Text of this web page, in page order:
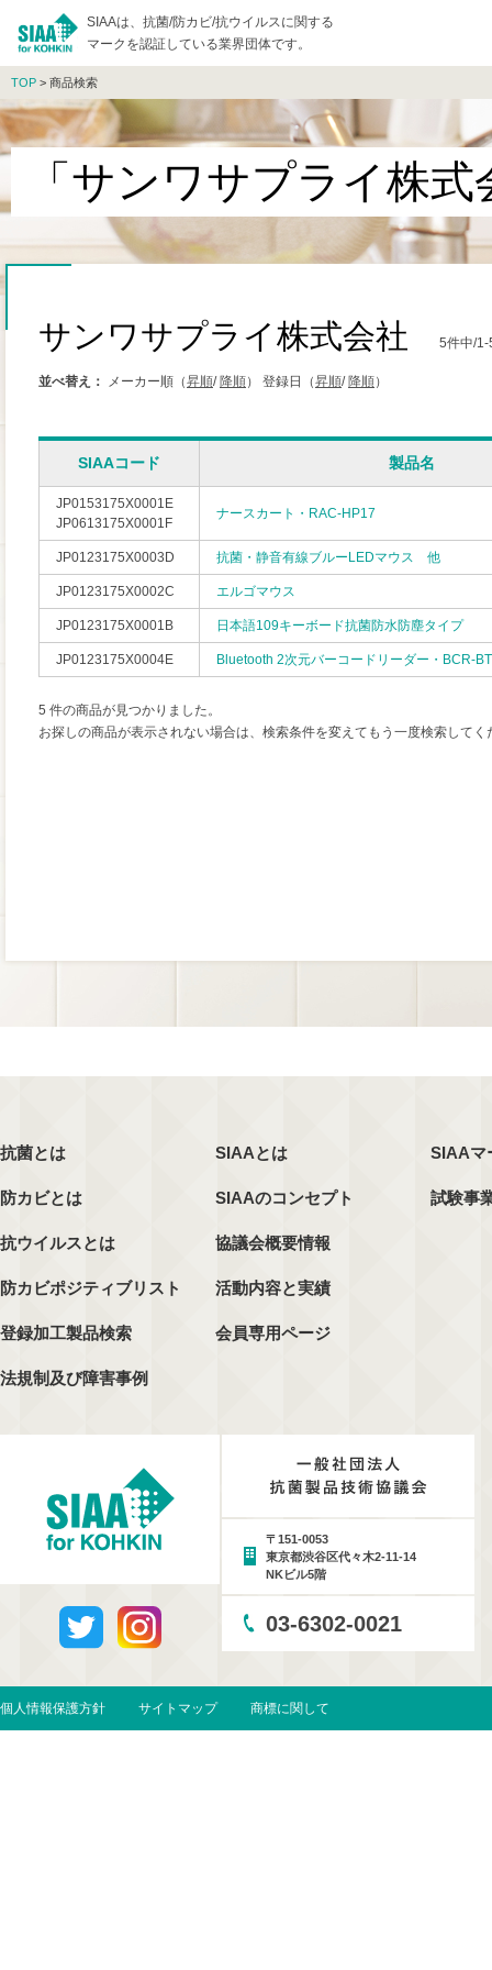
SIAAは、抗菌/防カビ/抗ウイルスに関する
マークを認証している業界団体です。
TOP > 商品検索
「サンワサプライ株
サンワサプライ株式会社 5件中/1-
並べ替え： メーカー順（昇順/ 降順） 登録日（昇順/ 降順）
SIAAコード 製品名
JP0153175X0001E
JP0613175X0001F
ナースカート・RAC-HP17
JP0123175X0003D 抗菌・静音有線ブルーLEDマウス 他
JP0123175X0002C エルゴマウス
JP0123175X0001B 日本語109キーボード抗菌防水防塵タイプ
JP0123175X0004E Bluetooth 2次元バーコードリーダー・BCR-
5 件の商品が見つかりました。
お探しの商品が表示されない場合は、検索条件を変えてもう一度検索してく
抗菌とは
防カビとは
抗ウイルスとは
防カビポジティブリスト
登録加工製品検索
法規制及び障害事例
SIAAとは
SIAAのコンセプト
協議会概要情報
活動内容と実績
会員専用ページ
SIAAマ
試験事
〒151-0053
東京都渋谷区代々木2-11-14
NKビル5階
03-6302-0021
個人情報保護方針 サイトマップ 商標に関して